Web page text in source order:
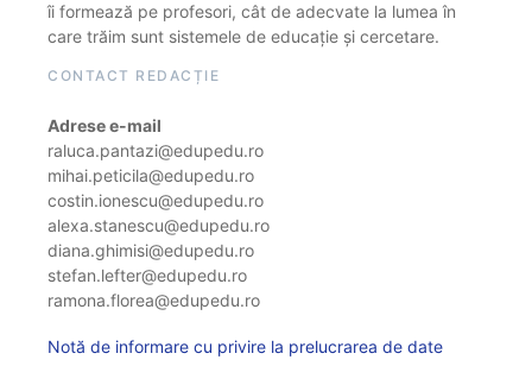
îi formează pe profesori, cât de adecvate la lumea în
care trăim sunt sistemele de educație și cercetare.
CONTACT REDACȚIE
Adrese e-mail
raluca.pantazi@edupedu.ro
mihai.peticila@edupedu.ro
costin.ionescu@edupedu.ro
alexa.stanescu@edupedu.ro
diana.ghimisi@edupedu.ro
stefan.lefter@edupedu.ro
ramona.florea@edupedu.ro
Notă de informare cu privire la prelucrarea de date